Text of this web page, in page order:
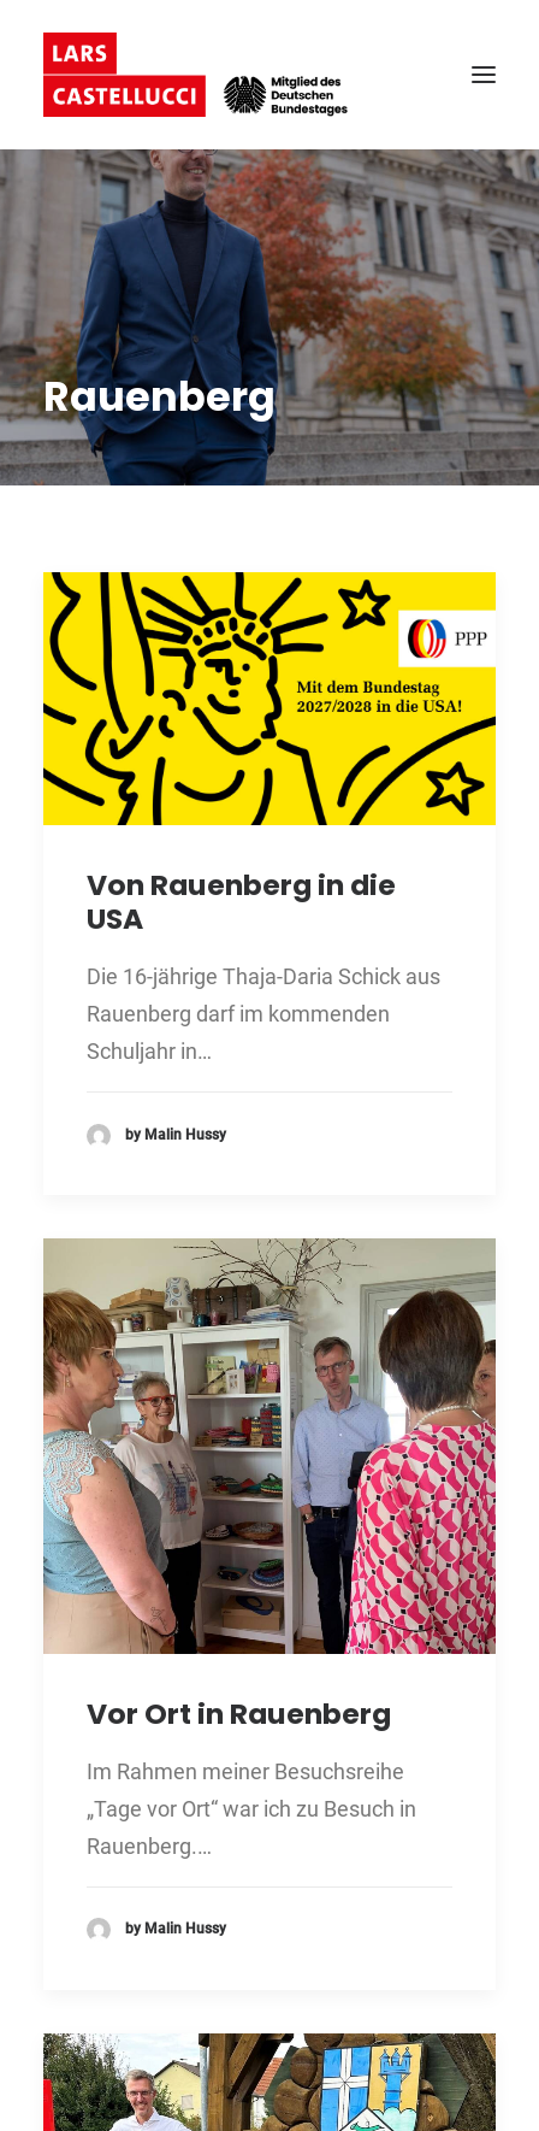
Rauenberg
Von Rauenberg in die
USA
Die 16-jährige Thaja-Daria Schick aus
Rauenberg darf im kommenden
Schuljahr in…
by Malin Hussy
Vor Ort in Rauenberg
Im Rahmen meiner Besuchsreihe
„Tage vor Ort“ war ich zu Besuch in
Rauenberg.…
by Malin Hussy